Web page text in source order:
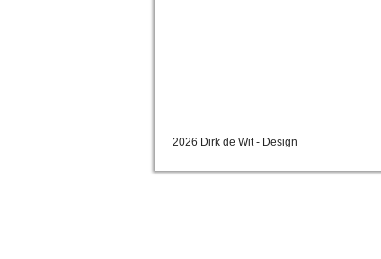
2026 Dirk de Wit - Design